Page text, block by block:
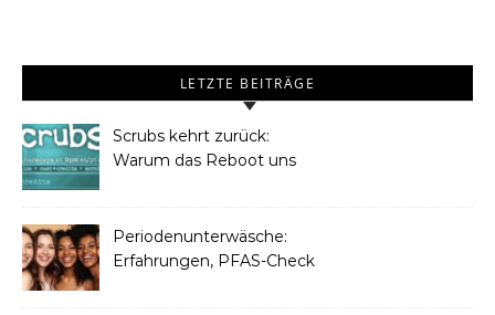
LETZTE BEITRÄGE
Scrubs kehrt zurück:
Warum das Reboot uns
Periodenunterwäsche:
Erfahrungen, PFAS-Check